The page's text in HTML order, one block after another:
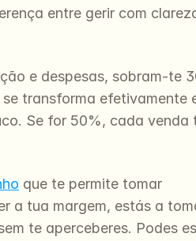
entre gerir com
e despesas, sobram-te
transforma efetivamente
Se for 50%, cada venda
que te permite tomar
a tua margem, estás a
te aperceberes. Podes